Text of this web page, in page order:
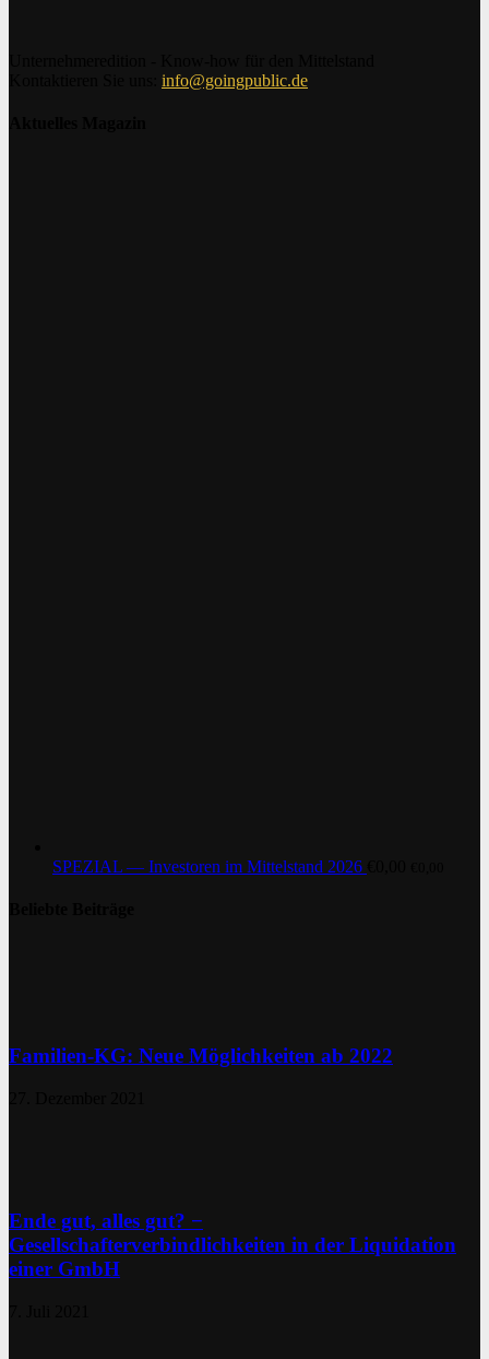
info@goingpublic.de
SPEZIAL — Investoren im Mittelstand 2026
Familien-KG: Neue Möglichkeiten ab 2022
Ende gut, alles gut? −
Gesellschafterverbindlichkeiten in der Liquidation
einer GmbH